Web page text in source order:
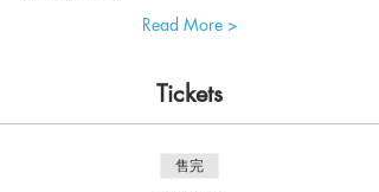
Read More >
Tickets
售完